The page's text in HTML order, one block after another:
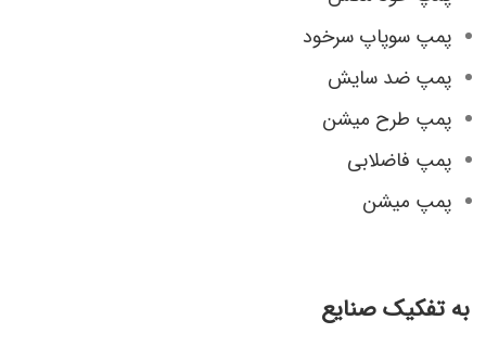
پمپ سوپاپ سرخود
پمپ ضد سایش
پمپ طرح میشن
پمپ فاضلابی
پمپ میشن
به تفکیک صنایع